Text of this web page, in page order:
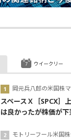
岡元兵八郎の米国株
スペースＸ［SPCX］
は良かったが株価が下
モトリーフール米国
ウイークリー